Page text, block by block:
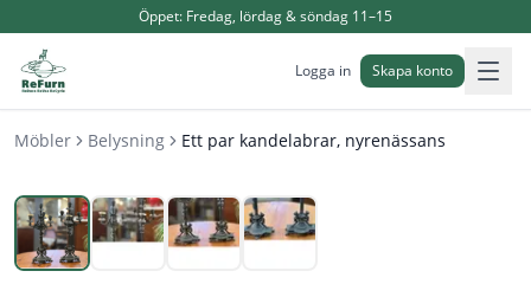
Öppet: Fredag, lördag & söndag 11–15
Logga in Skapa konto
Möbler Belysning Ett par kandelabrar, nyrenässans